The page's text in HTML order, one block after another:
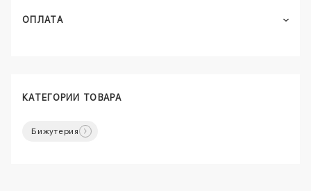
ОПЛАТА
КАТЕГОРИИ ТОВАРА
Бижутерия